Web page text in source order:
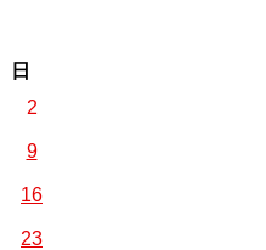
日
2
9
16
23